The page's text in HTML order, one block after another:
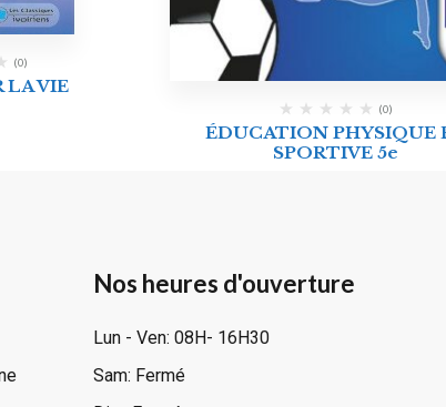
(0)
LA VIE
(0)
ÉDUCATION PHYSIQUE
SPORTIVE 5e
Nos heures d'ouverture
Lun - Ven: 08H- 16H30
Sam: Fermé